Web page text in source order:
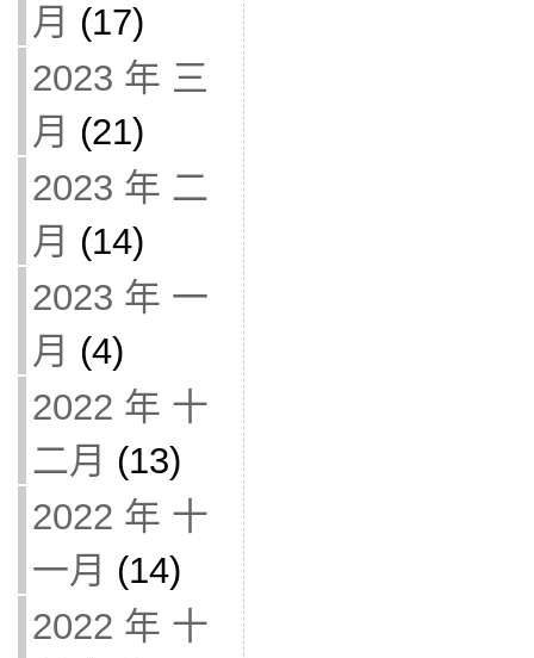
月 (17)
2023 年 三
月 (21)
2023 年 二
月 (14)
2023 年 一
月 (4)
2022 年 十
二月 (13)
2022 年 十
一月 (14)
2022 年 十